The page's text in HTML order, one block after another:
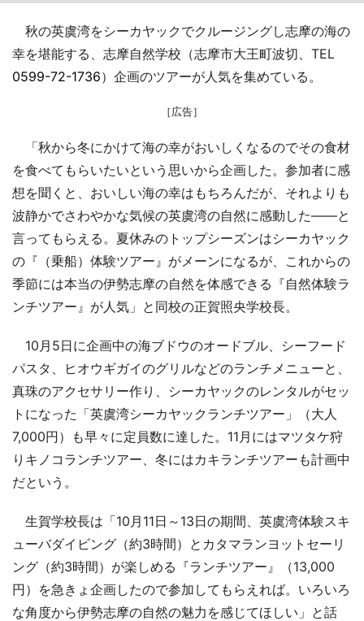
秋の英虞湾をシーカヤックでクルージングし志摩の海の
幸を堪能する、志摩自然学校（志摩市大王町波切、TEL
0599-72-1736）企画のツアーが人気を集めている。
［広告］
「秋から冬にかけて海の幸がおいしくなるのでその食材
を食べてもらいたいという思いから企画した。参加者に感
想を聞くと、おいしい海の幸はもちろんだが、それよりも
波静かでさわやかな気候の英虞湾の自然に感動した――と
言ってもらえる。夏休みのトップシーズンはシーカヤック
の『（乗船）体験ツアー』がメーンになるが、これからの
季節には本当の伊勢志摩の自然を体感できる『自然体験ラ
ンチツアー』が人気」と同校の正賀照央学校長。
10月5日に企画中の海ブドウのオードブル、シーフード
パスタ、ヒオウギガイのグリルなどのランチメニューと、
真珠のアクセサリー作り、シーカヤックのレンタルがセッ
トになった「英虞湾シーカヤックランチツアー」（大人
7,000円）も早々に定員数に達した。11月にはマツタケ狩
りキノコランチツアー、冬にはカキランチツアーも計画中
だという。
生賀学校長は「10月11日～13日の期間、英虞湾体験スキ
ューバダイビング（約3時間）とカタマランヨットセーリ
ング（約3時間）が楽しめる『ランチツアー』（13,000
円）を急きょ企画したので参加してもらえれば。いろいろ
な角度から伊勢志摩の自然の魅力を感じてほしい」と話